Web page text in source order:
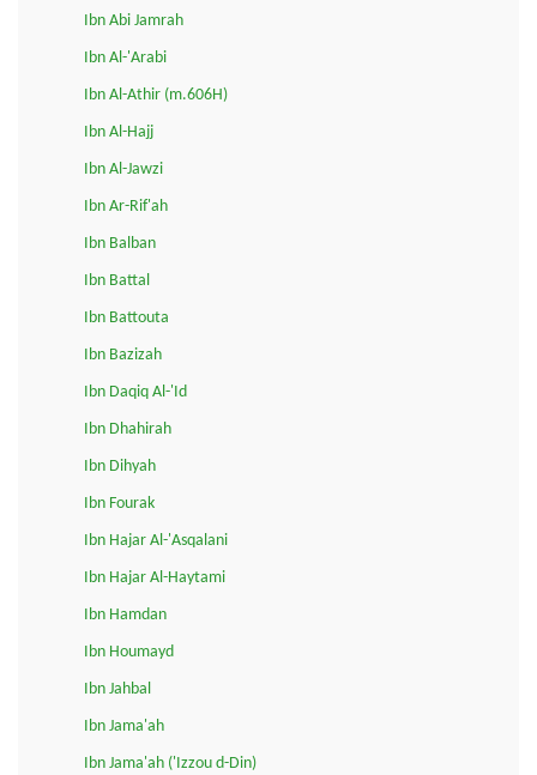
Ibn Abi Jamrah
Ibn Al-'Arabi
Ibn Al-Athir (m.606H)
Ibn Al-Hajj
Ibn Al-Jawzi
Ibn Ar-Rif'ah
Ibn Balban
Ibn Battal
Ibn Battouta
Ibn Bazizah
Ibn Daqiq Al-'Id
Ibn Dhahirah
Ibn Dihyah
Ibn Fourak
Ibn Hajar Al-'Asqalani
Ibn Hajar Al-Haytami
Ibn Hamdan
Ibn Houmayd
Ibn Jahbal
Ibn Jama'ah
Ibn Jama'ah ('Izzou d-Din)